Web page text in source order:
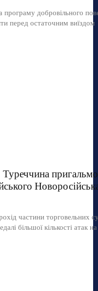
програму добровільного
перед остаточним виїздом
частини торговельних
більшої кількості атак на